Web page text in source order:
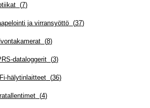
(7)
ja virransyöttö(37)
(8)
dataloggerit(3)
hälytinlaitteet(36)
(4)